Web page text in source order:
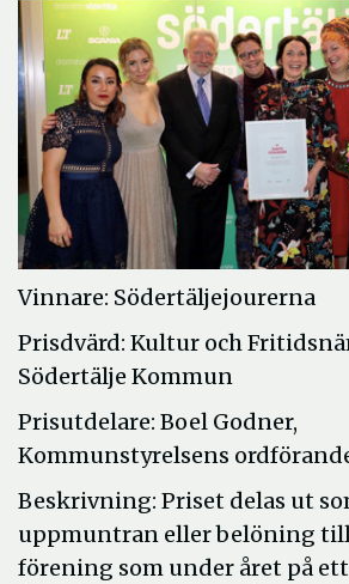
Vinnare: Södertäljejourerna
Prisdvärd: Kultur och
Södertälje Kommun
Prisutdelare: Boel Godner,
Kommunstyrelsens
Beskrivning: Priset delas ut
uppmuntran eller belöning
förening som under året på